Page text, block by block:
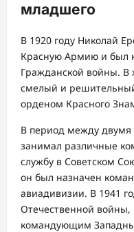
младшего
В 1920 году Николай
Красную Армию и был
Гражданской войны. В
смелый и
орденом Красного
В период между
занимал различные
службу в Советском
он был назначен
авиадивизии. В 1941
Отечественной
командующим